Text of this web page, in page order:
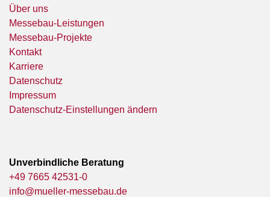
Über uns
Messebau-Leistungen
Messebau-Projekte
Kontakt
Karriere
Datenschutz
Impressum
Datenschutz-Einstellungen ändern
Unverbindliche Beratung
+49 7665 42531-0
info@mueller-messebau.de